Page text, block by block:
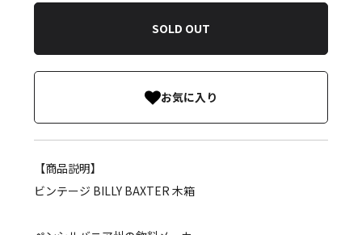
SOLD OUT
お気に入り
【商品説明】
ビンテージ BILLY BAXTER 木箱